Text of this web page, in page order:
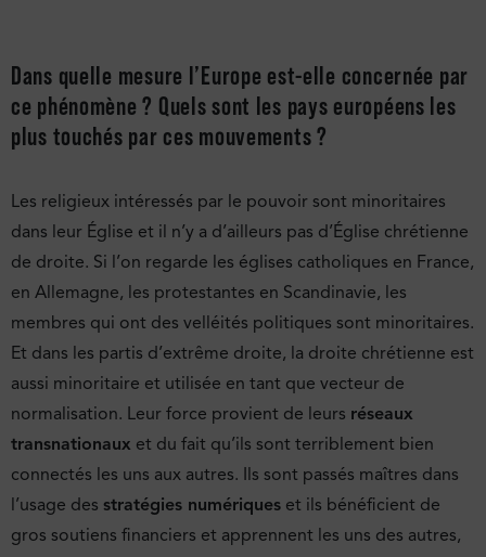
Dans quelle mesure l’Europe est-elle concernée par
ce phénomène ? Quels sont les pays européens les
plus touchés par ces mouvements ?
Les religieux intéressés par le pouvoir sont minoritaires
dans leur Église et il n’y a d’ailleurs pas d’Église chrétienne
de droite. Si l’on regarde les églises catholiques en France,
en Allemagne, les protestantes en Scandinavie, les
membres qui ont des velléités politiques sont minoritaires.
Et dans les partis d’extrême droite, la droite chrétienne est
aussi minoritaire et utilisée en tant que vecteur de
normalisation. Leur force provient de leurs réseaux
transnationaux et du fait qu’ils sont terriblement bien
connectés les uns aux autres. Ils sont passés maîtres dans
l’usage des stratégies numériques et ils bénéficient de
gros soutiens financiers et apprennent les uns des autres,